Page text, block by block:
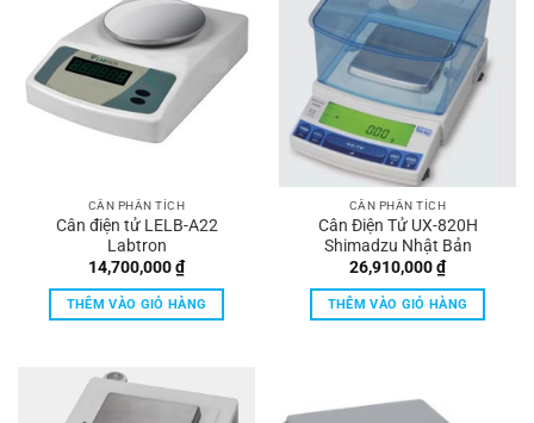
CÂN PHÂN TÍCH
Cân điện tử LELB-A22
Labtron
14,700,000₫
THÊM VÀO GIỎ HÀNG
CÂN PHÂN TÍCH
Cân Điện Tử UX-820H
Shimadzu Nhật Bản
26,910,000₫
THÊM VÀO GIỎ HÀNG